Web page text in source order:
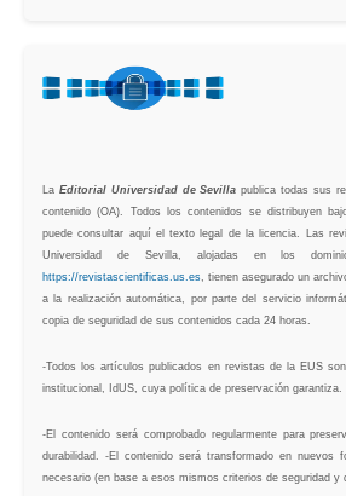
La Editorial Universidad de Sevilla publica todas sus
contenido (OA). Todos los contenidos se distribuyen
puede consultar aquí el texto legal de la licencia. Las
Universidad de Sevilla, alojadas en los
https://revistascientificas.us.es, tienen asegurado un
a la realización automática, por parte del servicio
copia de seguridad de sus contenidos cada 24 horas.
-Todos los artículos publicados en revistas de la EUS
institucional, IdUS, cuya política de preservación garantiza.
-El contenido será comprobado regularmente para
durabilidad. -El contenido será transformado en nuevos
necesario (en base a esos mismos criterios de seguridad y